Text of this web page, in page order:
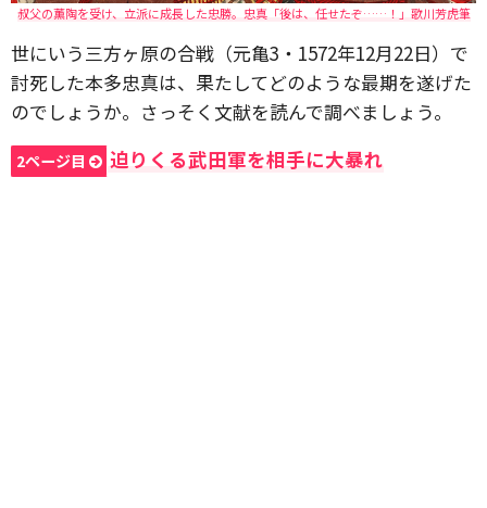
叔父の薫陶を受け、立派に成長した忠勝。忠真「後は、任せたぞ……！」歌川芳虎筆
世にいう三方ヶ原の合戦（元亀3・1572年12月22日）で
討死した本多忠真は、果たしてどのような最期を遂げた
のでしょうか。さっそく文献を読んで調べましょう。
2ページ目 迫りくる武田軍を相手に大暴れ